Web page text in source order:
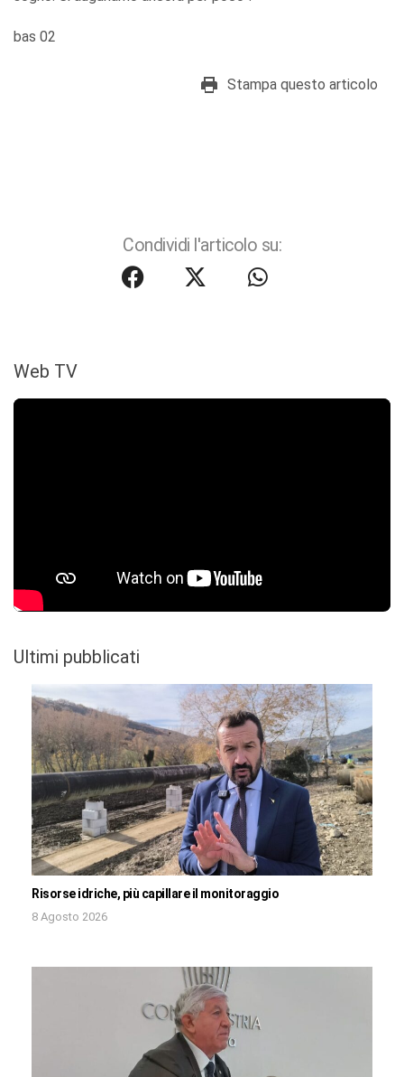
bas 02
Stampa questo articolo
Condividi l'articolo su:
Web TV
Ultimi pubblicati
Risorse idriche, più capillare il monitoraggio
8 Agosto 2026